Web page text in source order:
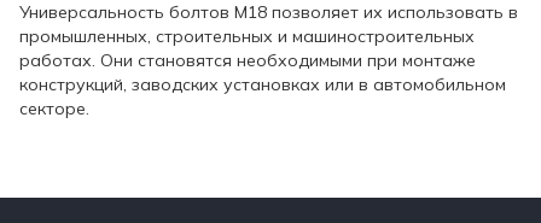
Универсальность болтов М18 позволяет их использовать в
промышленных, строительных и машиностроительных
работах. Они становятся необходимыми при монтаже
конструкций, заводских установках или в автомобильном
секторе.